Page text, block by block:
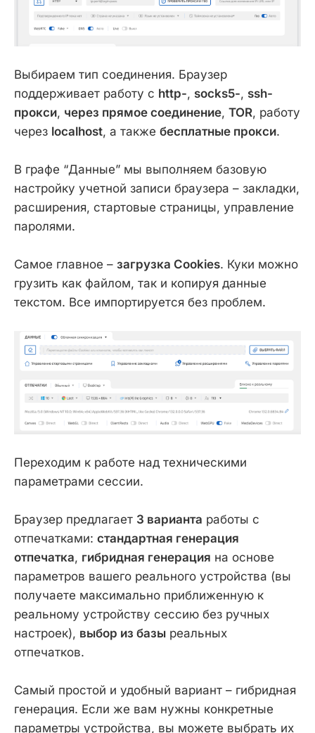
Выбираем тип соединения. Браузер
поддерживает работу с http-, socks5-, ssh-
прокси, через прямое соединение, TOR, работу
через localhost, а также бесплатные прокси.
В графе “Данные” мы выполняем базовую
настройку учетной записи браузера – закладки,
расширения, стартовые страницы, управление
паролями.
Самое главное – загрузка Cookies. Куки можно
грузить как файлом, так и копируя данные
текстом. Все импортируется без проблем.
Переходим к работе над техническими
параметрами сессии.
Браузер предлагает 3 варианта работы с
отпечатками: стандартная генерация
отпечатка, гибридная генерация на основе
параметров вашего реального устройства (вы
получаете максимально приближенную к
реальному устройству сессию без ручных
настроек), выбор из базы реальных
отпечатков.
Самый простой и удобный вариант – гибридная
генерация. Если же вам нужны конкретные
параметры устройства, вы можете выбрать их